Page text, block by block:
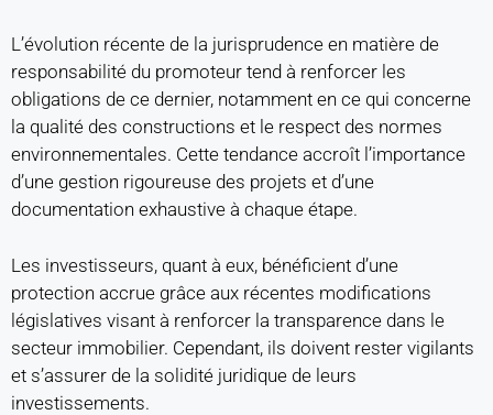
L’évolution récente de la jurisprudence en matière de
responsabilité du promoteur tend à renforcer les
obligations de ce dernier, notamment en ce qui concerne
la qualité des constructions et le respect des normes
environnementales. Cette tendance accroît l’importance
d’une gestion rigoureuse des projets et d’une
documentation exhaustive à chaque étape.
Les investisseurs, quant à eux, bénéficient d’une
protection accrue grâce aux récentes modifications
législatives visant à renforcer la transparence dans le
secteur immobilier. Cependant, ils doivent rester vigilants
et s’assurer de la solidité juridique de leurs
investissements.